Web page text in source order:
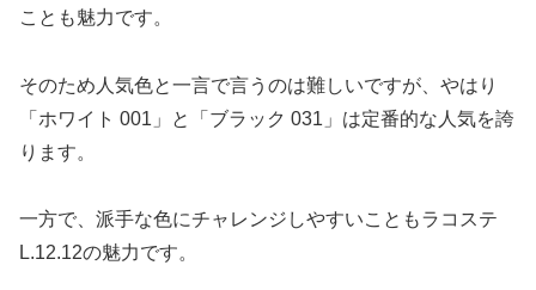
ことも魅力です。
そのため人気色と一言で言うのは難しいですが、やはり
「ホワイト 001」と「ブラック 031」は定番的な人気を誇
ります。
一方で、派手な色にチャレンジしやすいこともラコステ
L.12.12の魅力です。